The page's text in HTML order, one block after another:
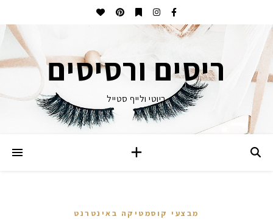
ריסים ורסיסים
ביוטי ולייף סטייל
מבצעי קוסמטיקה באינטרנט